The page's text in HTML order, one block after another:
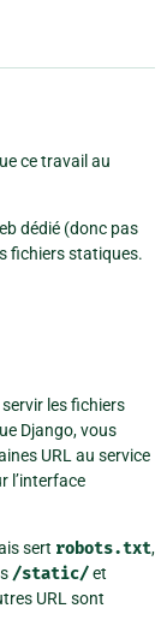
ce travail au
dédié (donc pas
fichiers statiques.
les fichiers
Django, vous
URL au service
l’interface
sert robots.txt,
/static/et
URL sont